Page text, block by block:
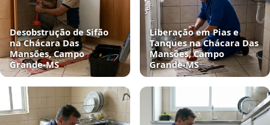
Desobstrução de Sifão
na Chácara Das
Mansões, Campo
Grande‑MS
Liberação em Pias e
Tanques na Chácara Das
Mansões, Campo
Grande‑MS